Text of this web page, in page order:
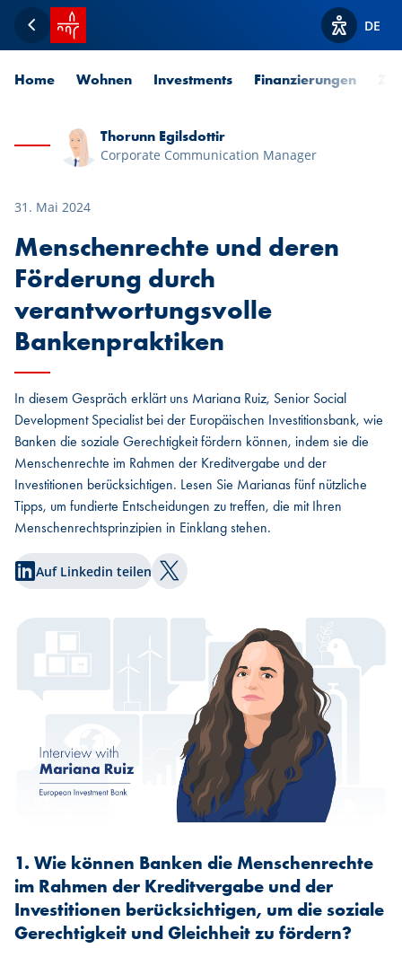
Zurück
Startseite SPUERKEESS
Optionen
DE
Home Wohnen Investments Finanzierungen
Thorunn Egilsdottir
Corporate Communication Manager
31. Mai 2024
Menschenrechte und deren
Förderung durch
verantwortungsvolle
Bankenpraktiken
In diesem Gespräch erklärt uns Mariana Ruiz, Senior Social
Development Specialist bei der Europäischen Investitionsbank, wie
Banken die soziale Gerechtigkeit fördern können, indem sie die
Menschenrechte im Rahmen der Kreditvergabe und der
Investitionen berücksichtigen. Lesen Sie Marianas fünf nützliche
Tipps, um fundierte Entscheidungen zu treffen, die mit Ihren
Menschenrechtsprinzipien in Einklang stehen.
Auf Linkedin teilen Auf Twitter teilen
1. Wie können Banken die Menschenrechte
im Rahmen der Kreditvergabe und der
Investitionen berücksichtigen, um die soziale
Gerechtigkeit und Gleichheit zu fördern?